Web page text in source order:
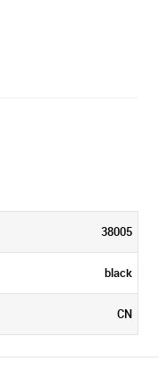
38005
black
CN